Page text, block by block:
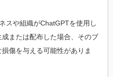
スや組織がChatGPTを使用し
または配布した場合、そのブ
傷を与える可能性がありま